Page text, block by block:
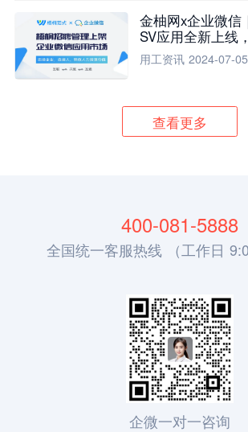
金柚网x企业微信
SV应用全新上线
流程全面升级
用工资讯 2024-07-
查看更多
400-081-5888
全国统一客服热线 （工作日
企微一对一咨询